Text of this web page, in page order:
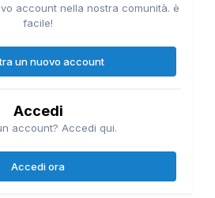
account nella nostra comunità. è
facile!
un nuovo account
Accedi
account? Accedi qui.
Accedi ora